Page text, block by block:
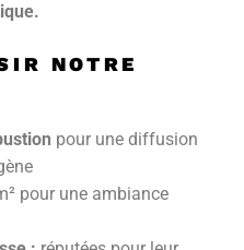
NOTRE
pour une diffusion
pour une ambiance